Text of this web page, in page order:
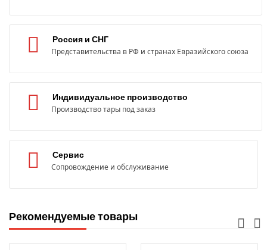
Россия и СНГ
Представительства в РФ и странах Евразийского союза
Индивидуальное производство
Производство тары под заказ
Сервис
Сопровождение и обслуживание
Рекомендуемые товары